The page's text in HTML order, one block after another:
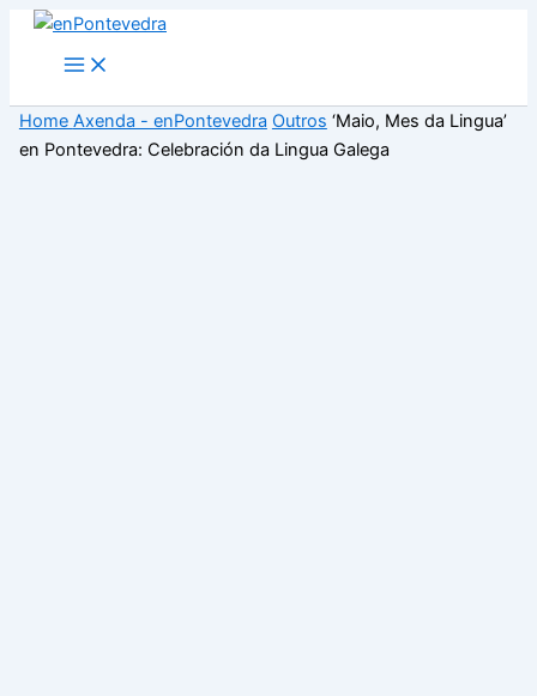
Main
Menu
Home Axenda - enPontevedra Outros ‘Maio, Mes da Lingua’
en Pontevedra: Celebración da Lingua Galega